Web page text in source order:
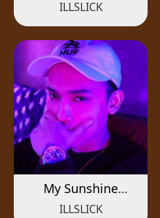
ILLSLICK
My Sunshine
(Acoustic)
ILLSLICK